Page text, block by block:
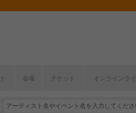
会場 チケット オンラインラ
ンキング】2026年上半期編発表！